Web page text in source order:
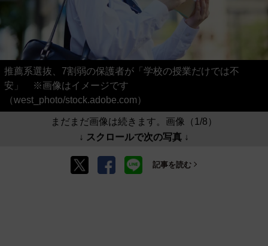
推薦系選抜、7割弱の保護者が「学校の授業だけでは不
安」 ※画像はイメージです
（west_photo/stock.adobe.com）
まだまだ画像は続きます。画像（1/8）
↓ スクロールで次の写真 ↓
記事を読む